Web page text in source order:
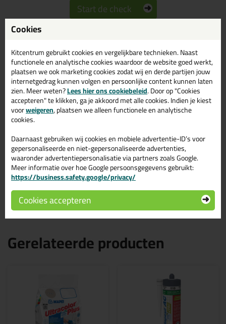
Start de check
Omschrijving Specificaties Reviews (1)
Mapei Mapesil Tile Matt
300ml in 130 - Mat Jasmijn
Zoek je Mapei Mapesil Tile Matt 300ml in een specifieke kleur?
Gevonden! Deze Mapei Mapesil Tile Matt 300ml in de kleur 130 -
Mat Jasmijn is te gebruiken voor verschillende toepassingen. Een
gebruiken is. Bestel de Mapei Mapesil Tile Matt 300ml in de kleur
130 - Mat Jasmijn vandaag nog! Op voorraad en op werkdagen
besteld = morgen in huis.
Wil je meer weten over de toepassing en kenmerken van dit
product?Lees alles over dit product >
Gerelateerde producten
Cookies
Kitcentrum gebruikt cookies en vergelijkbare technieken. Naast
functionele en analytische cookies waardoor de website goed werkt,
plaatsen we ook marketing cookies zodat wij en derde partijen jouw
internetgedrag kunnen volgen en persoonlijke content kunnen laten
zien. Meer weten?Lees hier ons cookiebeleid. Door op "Cookies
accepteren" te klikken, ga je akkoord met alle cookies. Indien je kiest
voorweigeren, plaatsen we alleen functionele en analytische
cookies.
Daarnaast gebruiken wij cookies en mobiele advertentie-ID’s voor
gepersonaliseerde en niet-gepersonaliseerde advertenties,
waaronder advertentiepersonalisatie via partners zoals Google.
Meer informatie over hoe Google persoonsgegevens gebruikt:
https://business.safety.google/privacy/
Cookies accepteren